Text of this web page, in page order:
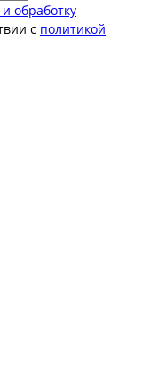
обработку
с политикой